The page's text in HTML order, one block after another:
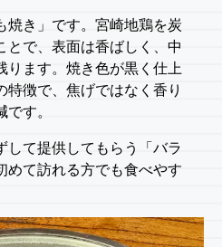
焼き」です。宮崎地鶏を炭
とで、表面は香ばしく、中
ります。焼き色が黒く仕上
特徴で、焦げではなく香り
す。
して提供してもらう「バラ
めて訪れる方でも食べやす